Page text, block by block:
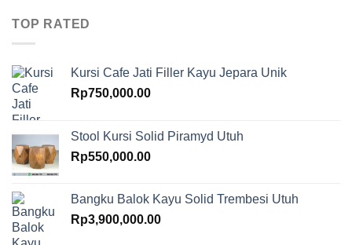
TOP RATED
Kursi Cafe Jati Filler Kayu Jepara Unik
Rp750,000.00
Stool Kursi Solid Piramyd Utuh
Rp550,000.00
Bangku Balok Kayu Solid Trembesi Utuh
Rp3,900,000.00